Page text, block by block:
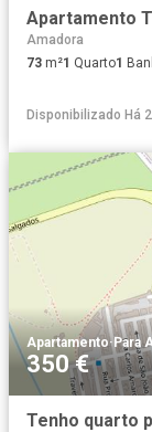
Apartamento
Amadora
73 m²1 Quarto1
Disponibilizado Há
Apartamento·Para
350 €